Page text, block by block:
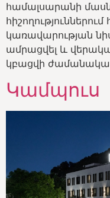
համալսարանի
կառավարության
ամրացվել և
կբացվի
Կամպուս